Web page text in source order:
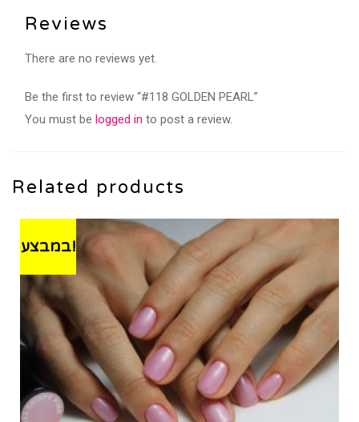
Reviews
There are no reviews yet.
Be the first to review “#118 GOLDEN PEARL”
You must be logged in to post a review.
Related products
במבצע!